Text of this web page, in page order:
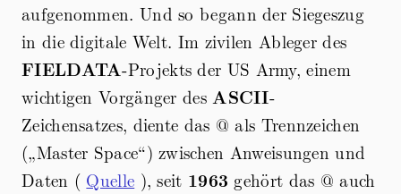
aufgenommen. Und so begann der Siegeszug
in die digitale Welt. Im zivilen Ableger des
FIELDATA-Projekts der US Army, einem
wichtigen Vorgänger desASCII-
Zeichensatzes, diente das @ als Trennzeichen
(„Master Space“) zwischen Anweisungen und
Daten ( Quelle ), seit 1963 gehört das @ auch